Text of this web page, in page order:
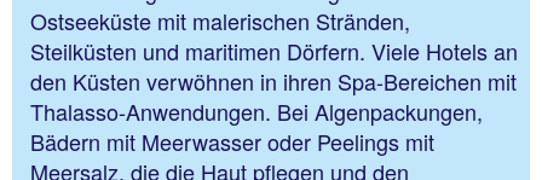
Ostseeküste mit malerischen Stränden,
Steilküsten und maritimen Dörfern. Viele Hotels an
den Küsten verwöhnen in ihren Spa-Bereichen mit
Thalasso-Anwendungen. Bei Algenpackungen,
Bädern mit Meerwasser oder Peelings mit
Meersalz, die die Haut pflegen und den